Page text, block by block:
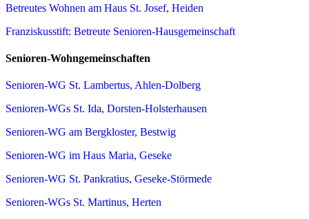
Betreutes Wohnen am Haus St. Josef, Heiden
Franziskusstift: Betreute Senioren-Hausgemeinschaft
Senioren-Wohngemeinschaften
Senioren-WG St. Lambertus, Ahlen-Dolberg
Senioren-WGs St. Ida, Dorsten-Holsterhausen
Senioren-WG am Bergkloster, Bestwig
Senioren-WG im Haus Maria, Geseke
Senioren-WG St. Pankratius, Geseke-Störmede
Senioren-WGs St. Martinus, Herten